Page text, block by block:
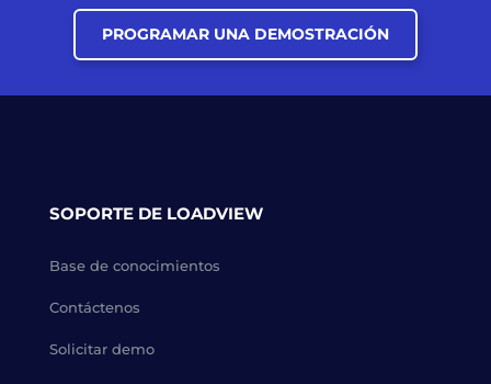
PROGRAMAR UNA DEMOSTRACIÓN
SOPORTE DE LOADVIEW
Base de conocimientos
Contáctenos
Solicitar demo